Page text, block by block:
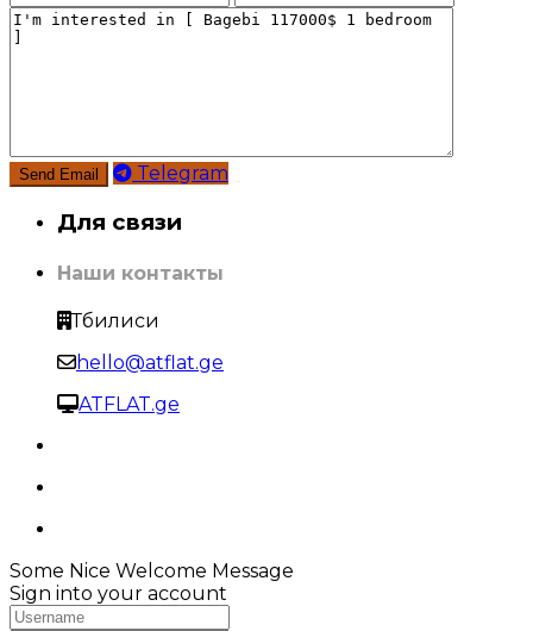
Telegram
Для связи
Наши контакты
Тбилиси
hello@atflat.ge
ATFLAT.ge
Some Nice Welcome Message
Sign into your account